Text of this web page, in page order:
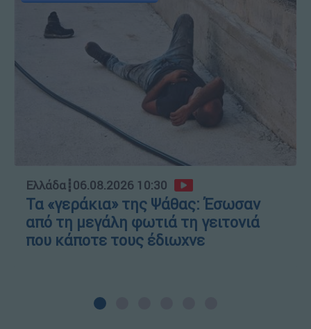
Ελλάδα┋06.08.2026 10:30
Τα «γεράκια» της Ψάθας: Έσωσαν
από τη μεγάλη φωτιά τη γειτονιά
που κάποτε τους έδιωχνε